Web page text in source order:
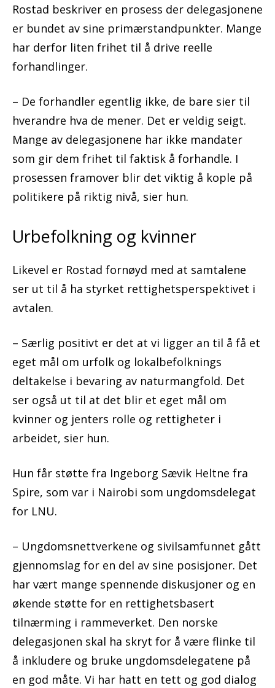
Rostad beskriver en prosess der delegasjonene
er bundet av sine primærstandpunkter. Mange
har derfor liten frihet til å drive reelle
forhandlinger.
– De forhandler egentlig ikke, de bare sier til
hverandre hva de mener. Det er veldig seigt.
Mange av delegasjonene har ikke mandater
som gir dem frihet til faktisk å forhandle. I
prosessen framover blir det viktig å kople på
politikere på riktig nivå, sier hun.
Urbefolkning og kvinner
Likevel er Rostad fornøyd med at samtalene
ser ut til å ha styrket rettighetsperspektivet i
avtalen.
– Særlig positivt er det at vi ligger an til å få et
eget mål om urfolk og lokalbefolknings
deltakelse i bevaring av naturmangfold. Det
ser også ut til at det blir et eget mål om
kvinner og jenters rolle og rettigheter i
arbeidet, sier hun.
Hun får støtte fra Ingeborg Sævik Heltne fra
Spire, som var i Nairobi som ungdomsdelegat
for LNU.
– Ungdomsnettverkene og sivilsamfunnet gått
gjennomslag for en del av sine posisjoner. Det
har vært mange spennende diskusjoner og en
økende støtte for en rettighetsbasert
tilnærming i rammeverket. Den norske
delegasjonen skal ha skryt for å være flinke til
å inkludere og bruke ungdomsdelegatene på
en god måte. Vi har hatt en tett og god dialog